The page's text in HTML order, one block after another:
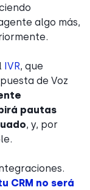
algo más,
IVR, que
de Voz
pautas
, y, por
CRM no será